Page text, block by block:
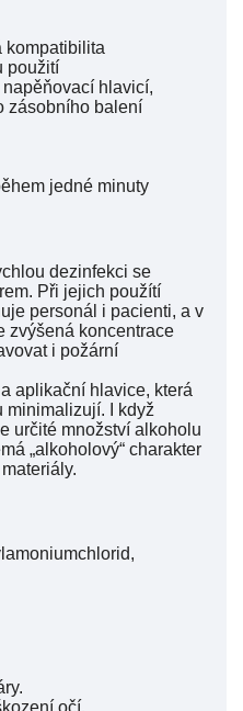
kompatibilita
použití
hlavicí,
zásobního balení
jedné minuty
dezinfekci se
Při jejich použítí
personál i pacienti, a v
zvýšená koncentrace
i požární
aplikační hlavice, která
minimalizují. I když
určité množství alkoholu
„alkoholový“ charakter